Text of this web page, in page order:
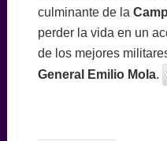
culminante de la
perder la vida en un
de los mejores
General Emilio Mola.